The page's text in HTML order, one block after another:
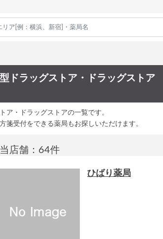
ドラッグストア・ドラッグストア
ア・ドラッグストアの一覧です。
箋受付をできる薬局もお探しいただけます。
店舗：64件
ひばり薬局